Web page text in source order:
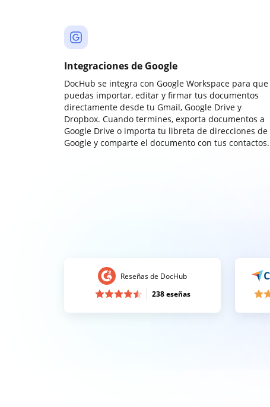
Integraciones de Google
DocHub se integra con Google Workspace para que
puedas importar, editar y firmar tus documentos
directamente desde tu Gmail, Google Drive y
Dropbox. Cuando termines, exporta documentos a
Google Drive o importa tu libreta de direcciones de
Google y comparte el documento con tus contactos.
Reseñas de DocHub
238 eseñas